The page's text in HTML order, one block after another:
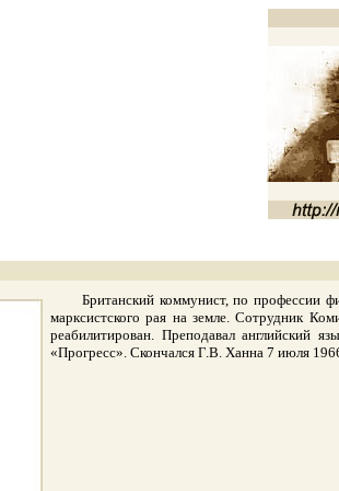
Британский коммунист, по профессии
марксистского рая на земле. Сотрудник
реабилитирован. Преподавал английский
«Прогресс». Скончался Г.В. Ханна 7 июля